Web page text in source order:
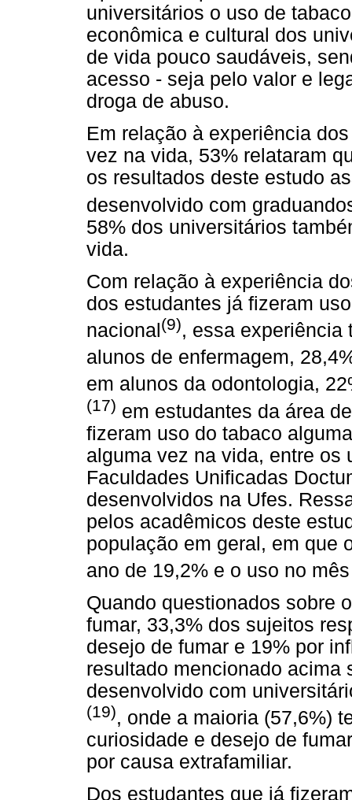
universitários o uso de
econômica e cultural dos
de vida pouco saudáveis,
acesso - seja pelo valor e
droga de abuso.
Em relação à experiência
vez na vida, 53% relataram
os resultados deste estudo
desenvolvido com
58% dos universitários
vida.
Com relação à experiência
dos estudantes já fizeram
nacional(9), essa experiência
alunos de enfermagem,
em alunos da odontologia,
(17) em estudantes da área
fizeram uso do tabaco
alguma vez na vida, entre os
Faculdades Unificadas
desenvolvidos na Ufes.
pelos acadêmicos deste
população em geral, em que
ano de 19,2% e o uso no
Quando questionados sobre
fumar, 33,3% dos sujeitos
desejo de fumar e 19% por
resultado mencionado acima
desenvolvido com
(19), onde a maioria (57,6%)
curiosidade e desejo de
por causa extrafamiliar.
Dos estudantes que já